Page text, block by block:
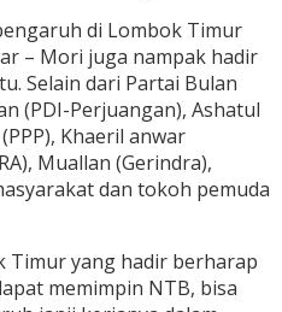
di Lombok Timur
– Mori juga nampak hadir
Selain dari Partai Bulan
(PDI-Perjuangan), Ashatul
Khaeril anwar
Muallan (Gerindra),
dan tokoh pemuda
Timur yang hadir berharap
memimpin NTB, bisa